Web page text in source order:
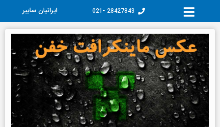
محتوا
28427843 -021 ایرانیان سایبر